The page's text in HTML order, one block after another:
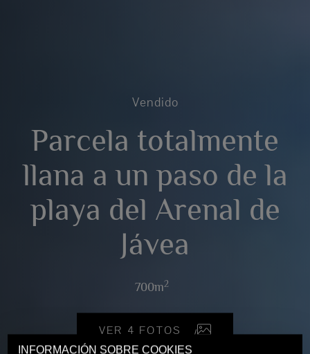
INFORMACIÓN SOBRE COOKIES
Vendido
Parcela totalmente
llana a un paso de la
playa del Arenal de
Jávea
700m2
VER 4 FOTOS